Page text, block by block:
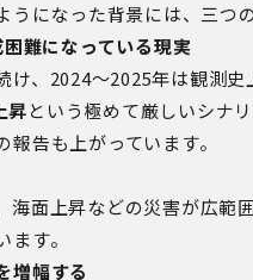
うになった背景には、三つ
難になっている現実
、 2024〜2025年は観測史
昇という極めて厳しいシナ
告も上がっています。
海面上昇などの災害が広範
す。
増幅する